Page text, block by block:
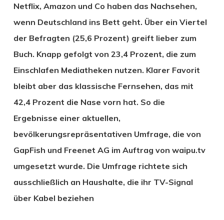
Netflix, Amazon und Co haben das Nachsehen,
wenn Deutschland ins Bett geht. Über ein Viertel
der Befragten (25,6 Prozent) greift lieber zum
Buch. Knapp gefolgt von 23,4 Prozent, die zum
Einschlafen Mediatheken nutzen. Klarer Favorit
bleibt aber das klassische Fernsehen, das mit
42,4 Prozent die Nase vorn hat. So die
Ergebnisse einer aktuellen,
bevölkerungsrepräsentativen Umfrage, die von
GapFish und Freenet AG im Auftrag von waipu.tv
umgesetzt wurde. Die Umfrage richtete sich
ausschließlich an Haushalte, die ihr TV-Signal
über Kabel beziehen